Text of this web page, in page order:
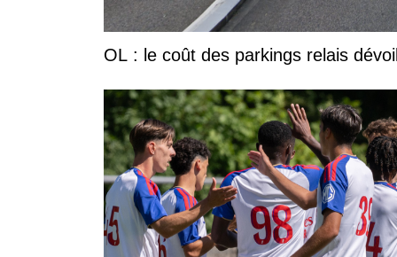
OL : le coût des parkings relais